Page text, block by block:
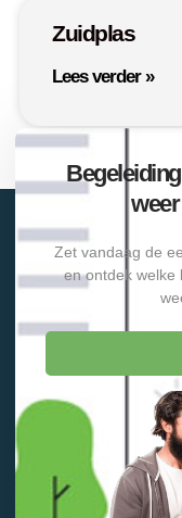
Zuidplas
Lees verder »
Zet vandaag de
en ontdek welke